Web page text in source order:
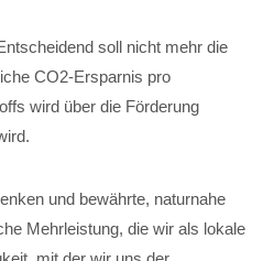
soll nicht mehr die
CO2-Ersparnis pro
wird über die Förderung
und bewährte, naturnahe
Mehrleistung, die wir als lokale